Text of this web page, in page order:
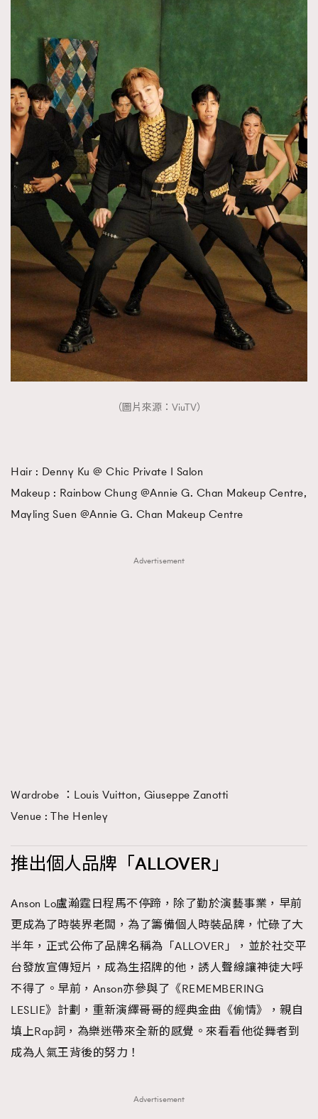
（圖片來源：ViuTV）
Hair : Denny Ku @ Chic Private I Salon
Makeup : Rainbow Chung @Annie G. Chan Makeup Centre,
Mayling Suen @Annie G. Chan Makeup Centre
Advertisement
Wardrobe ：Louis Vuitton, Giuseppe Zanotti
Venue : The Henley
推出個人品牌「ALLOVER」
Anson Lo盧瀚霆日程馬不停蹄，除了勤於演藝事業，早前
更成為了時裝界老闆，為了籌備個人時裝品牌，忙碌了大
半年，正式公佈了品牌名稱為「ALLOVER」，並於社交平
台發放宣傳短片，成為生招牌的他，誘人聲線讓神徒大呼
不得了。早前，Anson亦參與了《REMEMBERING
LESLIE》計劃，重新演繹哥哥的經典金曲《偷情》，親自
填上Rap詞，為樂迷帶來全新的感覺。來看看他從舞者到
成為人氣王背後的努力！
Advertisement